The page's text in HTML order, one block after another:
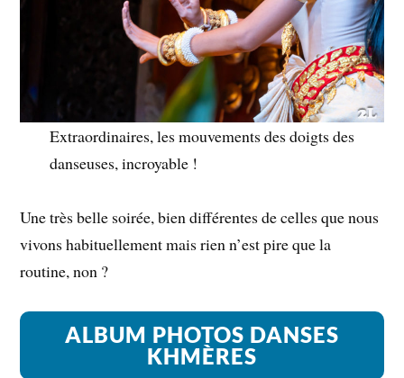
Extraordinaires, les mouvements des doigts des
danseuses, incroyable !
Une très belle soirée, bien différentes de celles que nous
vivons habituellement mais rien n’est pire que la
routine, non ?
ALBUM PHOTOS DANSES
KHMÈRES